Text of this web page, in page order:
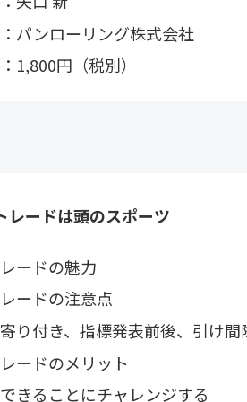
：パンローリング株式会社
：1,800円（税別）
ードは頭のスポーツ
ードの魅力
ードの注意点
り付き、指標発表前後、引け間
ードのメリット
きることにチャレンジする